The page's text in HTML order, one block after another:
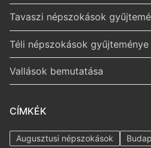
Tavaszi népszokások
Téli népszokások gyűjteménye
Vallások bemutatása
CÍMKÉK
Augusztusi népszokások